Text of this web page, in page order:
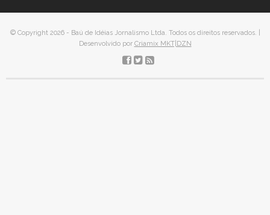
© Copyright 2026 - Baú de Idéias Jornalismo Ltda. Todos os direitos reservados. |
Desenvolvido por Criamix MKT|DZN